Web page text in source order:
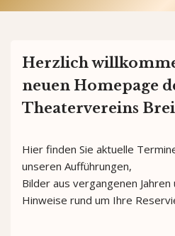
Herzlich
neuen Homepage
Theatervereins
Hier finden Sie aktuelle
unseren Aufführungen,
Bilder aus vergangenen
Hinweise rund um Ihre